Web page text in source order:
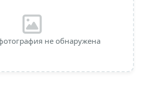
не обнаружена